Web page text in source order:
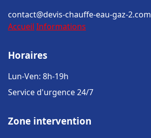
contact@devis-chauffe-eau-gaz-2.com
Accueil Informations
Horaires
Lun-Ven: 8h-19h
Service d'urgence 24/7
Zone intervention